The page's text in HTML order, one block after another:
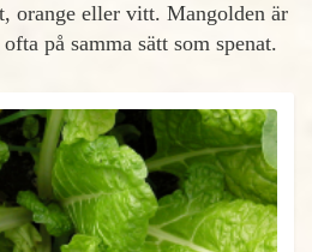
orange eller vitt. Mangolden är
på samma sätt som spenat.